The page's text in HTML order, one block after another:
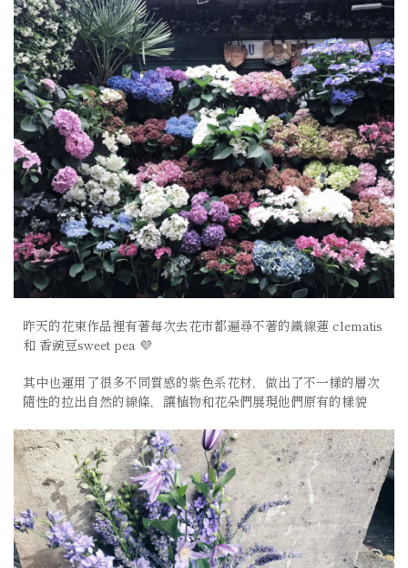
昨天的花束作品裡有著每次去花市都遍尋不著的鐵線蓮 clematis
和 香豌豆sweet pea 💜
其中也運用了很多不同質感的紫色系花材，做出了不一樣的層次
隨性的拉出自然的線條，讓植物和花朵們展現他們原有的樣貌